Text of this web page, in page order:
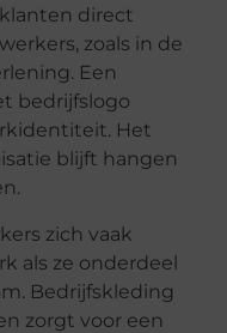
direct
zoals in de
Een
bedrijfslogo
Het
blijft hangen
zich vaak
als ze onderdeel
Bedrijfskleding
zorgt voor een